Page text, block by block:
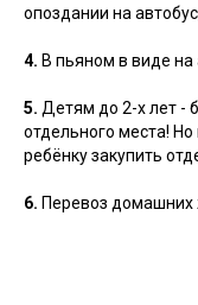
опоздании на
4. В пьяном в виде на
5. Детям до 2-х лет -
отдельного места!
ребёнку закупить
6. Перевоз